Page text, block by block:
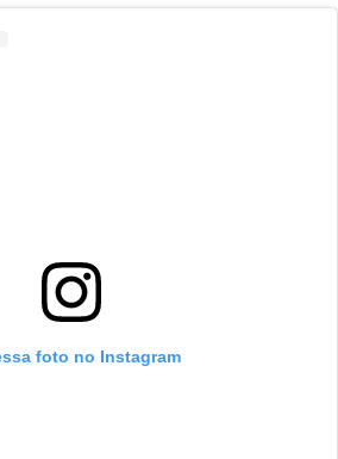
foto no Instagram